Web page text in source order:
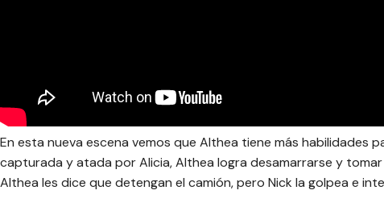
En esta nueva escena vemos que Althea tiene más habilidades
capturada y atada por Alicia, Althea logra desamarrarse y tomar
Althea les dice que detengan el camión, pero Nick la golpea e